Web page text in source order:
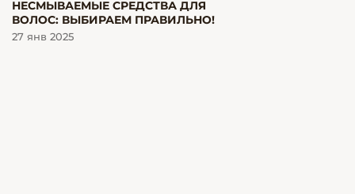
27 янв 2025
НЕСМЫВАЕМЫЕ СРЕДСТВА ДЛЯ
ВОЛОС: ВЫБИРАЕМ ПРАВИЛЬНО!